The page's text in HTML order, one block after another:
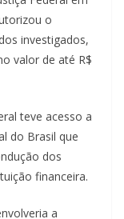
o
investigados,
valor de até R$
teve acesso a
do Brasil que
dos
financeira.
a